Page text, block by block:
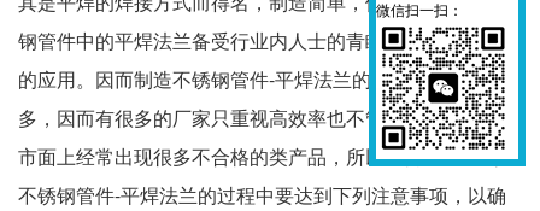
钢管件中的平焊法兰备受行业内人士的青睐，得到了广泛性
的应用。因而制造不锈钢管件-平焊法兰的厂家也逐渐增
多，因而有很多的厂家只重视高效率也不管产品质量，致使
市面上经常出现很多不合格的类产品，所以我们在生产制造
不锈钢管件-平焊法兰的过程中要达到下列注意事项，以确
微信扫一扫：